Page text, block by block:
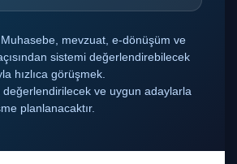
mevzuat, e-dönüşüm ve
sistemi değerlendirebilecek
hızlıca görüşmek.
değerlendirilecek ve uygun adaylarla
planlanacaktır.